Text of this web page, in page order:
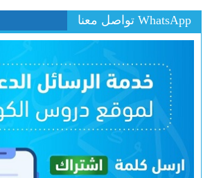
WhatsApp تواصل معنا